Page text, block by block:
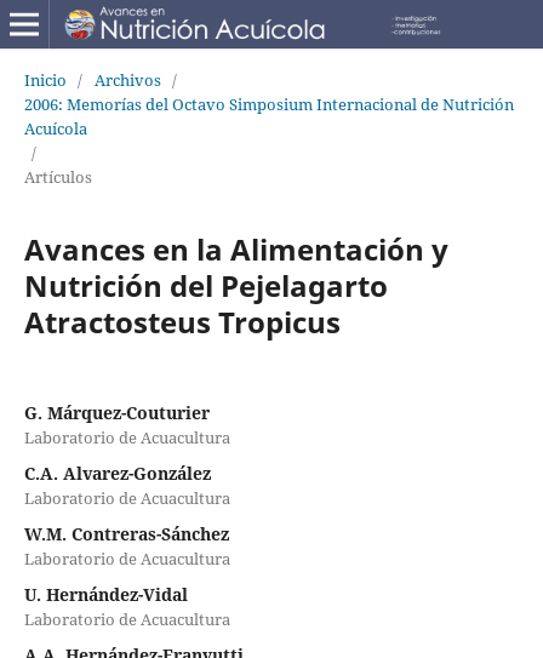
Inicio / Archivos /
2006: Memorías del Octavo Simposium Internacional de Nutrición
Acuícola
/
Artículos
Avances en la Alimentación y
Nutrición del Pejelagarto
Atractosteus Tropicus
G. Márquez-Couturier
Laboratorio de Acuacultura
C.A. Alvarez-González
Laboratorio de Acuacultura
W.M. Contreras-Sánchez
Laboratorio de Acuacultura
U. Hernández-Vidal
Laboratorio de Acuacultura